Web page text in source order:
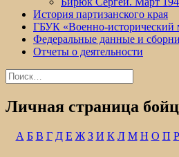
История партизанского края
ГБУК «Военно-исторический
Федеральные данные и
Отчеты о деятельности
Найти:
Личная страница
А Б В Г Д Е Ж З И К Л М Н О П Р